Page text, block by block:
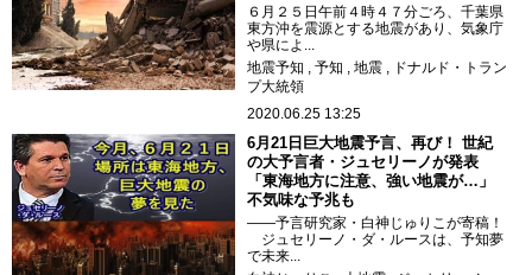
６月２５日午前４時４７分ごろ、千葉県
東方沖を震源とする地震があり、気象庁
や県によ...
地震予知
予知 地震
ドナルド・トラン
プ大統領
2020.06.25 13:25
6月21日巨大地震予言、再び！ 世紀
の大予言者・ジュセリーノが発表
「東海地方に注意、強い地震が…」
不気味な予兆も
――予言研究家・白神じゅりこが寄稿！
ジュセリーノ・ダ・ルースは、予知夢
で未来...